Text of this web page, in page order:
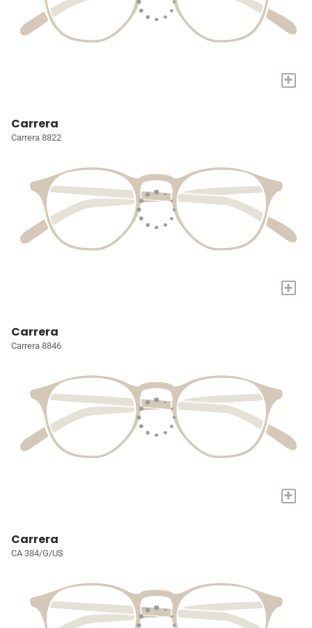
+
Carrera
Carrera 8822
+
Carrera
Carrera 8846
+
Carrera
CA 384/G/US